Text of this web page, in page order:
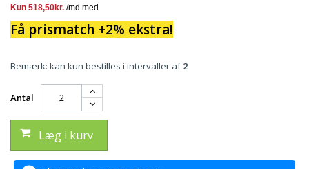
Få prismatch +2% ekstra!
Bemærk: kan kun bestilles i intervaller af2
Antal
Læg i kurv